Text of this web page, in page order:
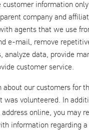
customer information
company and
agents that we use
e-mail, remove
analyze data, provide
customer service.
about our customers for
was volunteered. In
online, you may
information regarding